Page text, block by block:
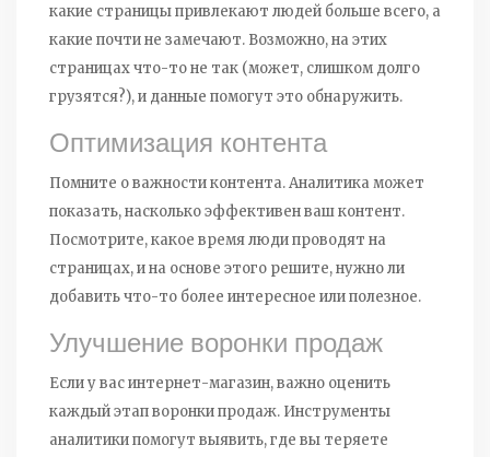
какие страницы привлекают людей больше всего, а
какие почти не замечают. Возможно, на этих
страницах что-то не так (может, слишком долго
грузятся?), и данные помогут это обнаружить.
Оптимизация контента
Помните о важности контента. Аналитика может
показать, насколько эффективен ваш контент.
Посмотрите, какое время люди проводят на
страницах, и на основе этого решите, нужно ли
добавить что-то более интересное или полезное.
Улучшение воронки продаж
Если у вас интернет-магазин, важно оценить
каждый этап воронки продаж. Инструменты
аналитики помогут выявить, где вы теряете